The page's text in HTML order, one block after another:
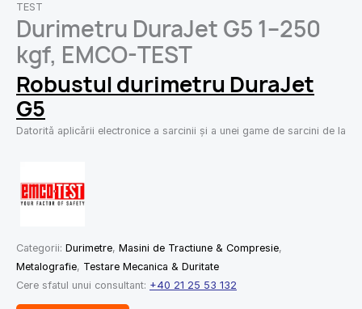
TEST
Durimetru DuraJet G5 1–250
kgf, EMCO-TEST
Robustul durimetru DuraJet
G5
Datorită aplicării electronice a sarcinii și a unei game de sarcini de la
Categorii: Durimetre, Masini de Tractiune & Compresie,
Metalografie, Testare Mecanica & Duritate
Cere sfatul unui consultant: +40 21 25 53 132